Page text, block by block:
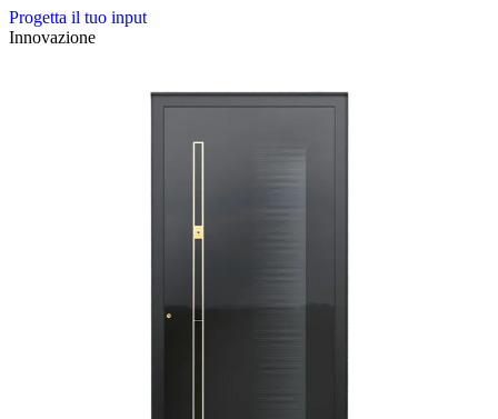
Progetta il tuo input
Innovazione